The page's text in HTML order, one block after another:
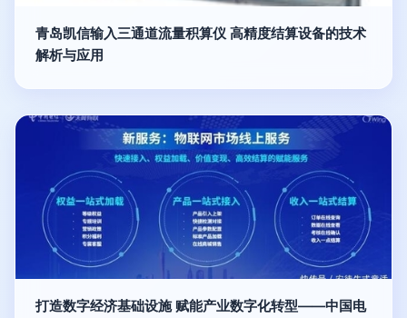
青岛凯信输入三通道流量积算仪 高精度结算设备的技术
解析与应用
打造数字经济基础设施 赋能产业数字化转型——中国电